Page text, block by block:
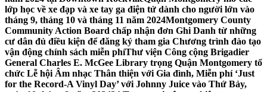
lớp học về xe đạp và xe tay ga điện tử dành cho người lớn vào
tháng 9, tháng 10 và tháng 11 năm 2024Montgomery County
Community Action Board chấp nhận đơn Ghi Danh từ những
cư dân đủ điều kiện để đăng ký tham gia Chương trình đào tạo
vận động chính sách miễn phíThư viện Công cộng Brigadier
General Charles E. McGee Library trọng Quận Montgomery tổ
chức Lễ hội Âm nhạc Thân thiện với Gia đình, Miễn phí ‘Just
for the Record-A Vinyl Day’ với Johnny Juice vào Thứ Bảy,